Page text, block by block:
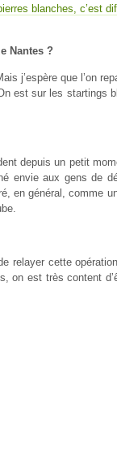
blanches, c’est
Nantes ?
j’espère que l’on
est sur les startings
depuis un petit
envie aux gens de
en général, comme
relayer cette
on est très content